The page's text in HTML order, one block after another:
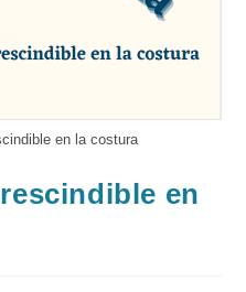
en la costura
en